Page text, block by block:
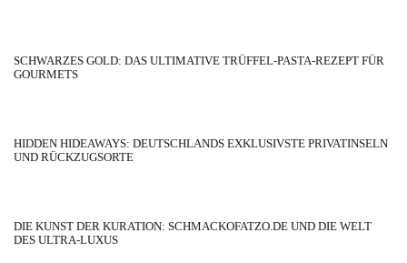
SCHWARZES GOLD: DAS ULTIMATIVE TRÜFFEL-PASTA-REZEPT FÜR
GOURMETS
HIDDEN HIDEAWAYS: DEUTSCHLANDS EXKLUSIVSTE PRIVATINSELN
UND RÜCKZUGSORTE
DIE KUNST DER KURATION: SCHMACKOFATZO.DE UND DIE WELT
DES ULTRA-LUXUS